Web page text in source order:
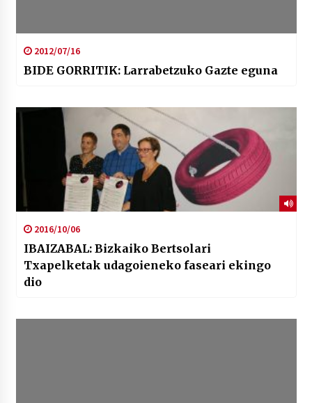
2012/07/16
BIDE GORRITIK: Larrabetzuko Gazte eguna
2016/10/06
IBAIZABAL: Bizkaiko Bertsolari
Txapelketak udagoieneko faseari ekingo
dio